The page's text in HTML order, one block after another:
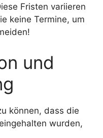
Fristen variieren
keine Termine, um
und
können, dass die
wurden,